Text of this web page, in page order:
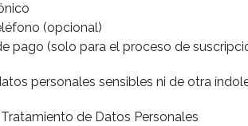
(opcional)
pago (solo para el proceso de
personales sensibles ni de otra
de Datos Personales